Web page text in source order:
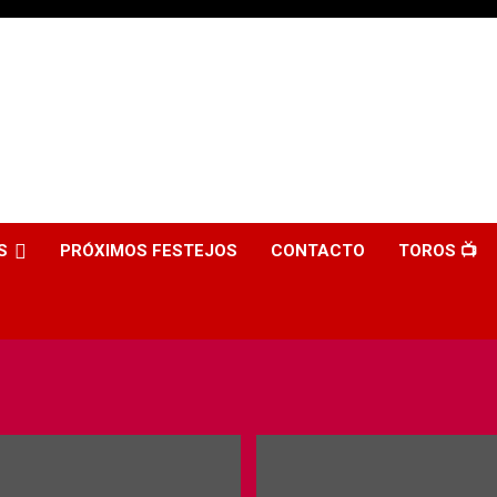
PRÓXIMOS FESTEJOS CONTACTO TOROS 📺